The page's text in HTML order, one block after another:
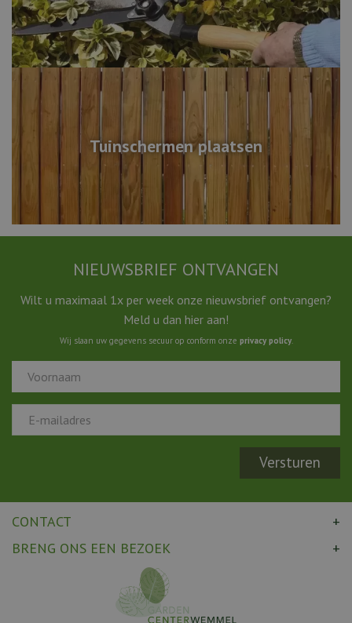
Tuinschermen plaatsen
NIEUWSBRIEF ONTVANGEN
Wilt u maximaal 1x per week onze nieuwsbrief ontvangen?
Meld u dan hier aan!
Wij slaan uw gegevens secuur op conform onze privacy policy.
CONTACT
BRENG ONS EEN BEZOEK